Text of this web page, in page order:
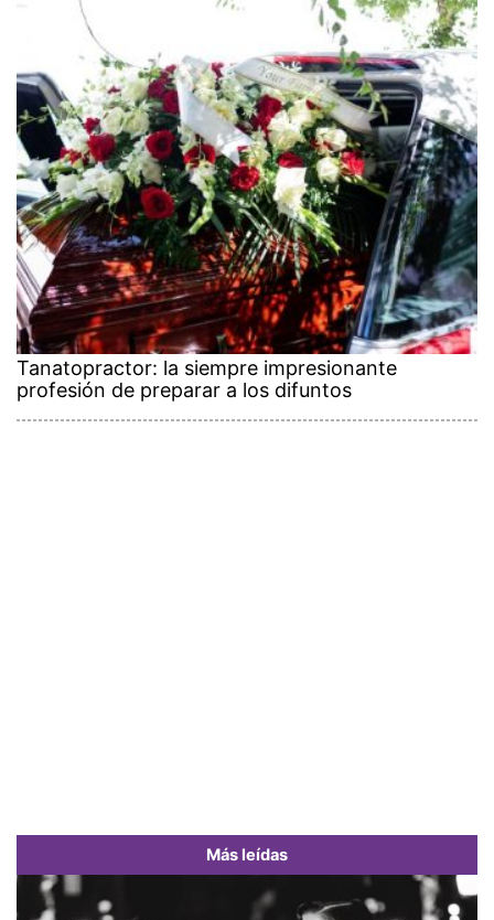
Tanatopractor: la siempre impresionante
profesión de preparar a los difuntos
Más leídas